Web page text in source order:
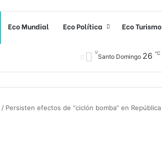
Eco Mundial Eco Política Eco Turismo
Santo Domingo 26 ℃
/ Persisten efectos de “ciclón bomba” en República